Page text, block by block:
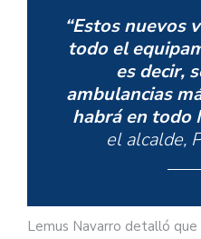
“Estos nuevos
todo el
es decir,
ambulancias
habrá en todo
el alcalde,
Lemus Navarro detalló